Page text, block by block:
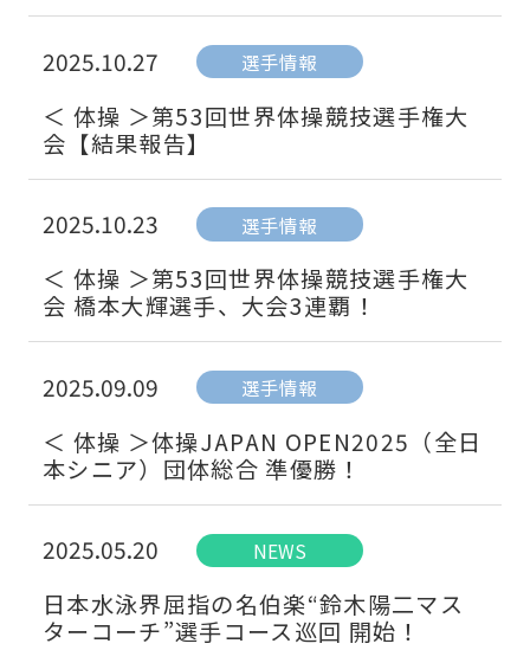
2025.10.27 選手情報
＜ 体操 ＞第53回世界体操競技選手権大
会【結果報告】
2025.10.23 選手情報
＜ 体操 ＞第53回世界体操競技選手権大
会 橋本大輝選手、大会3連覇！
2025.09.09 選手情報
＜ 体操 ＞体操JAPAN OPEN2025（全日
本シニア）団体総合 準優勝！
2025.05.20 NEWS
日本水泳界屈指の名伯楽“鈴木陽二マス
ターコーチ”選手コース巡回 開始！